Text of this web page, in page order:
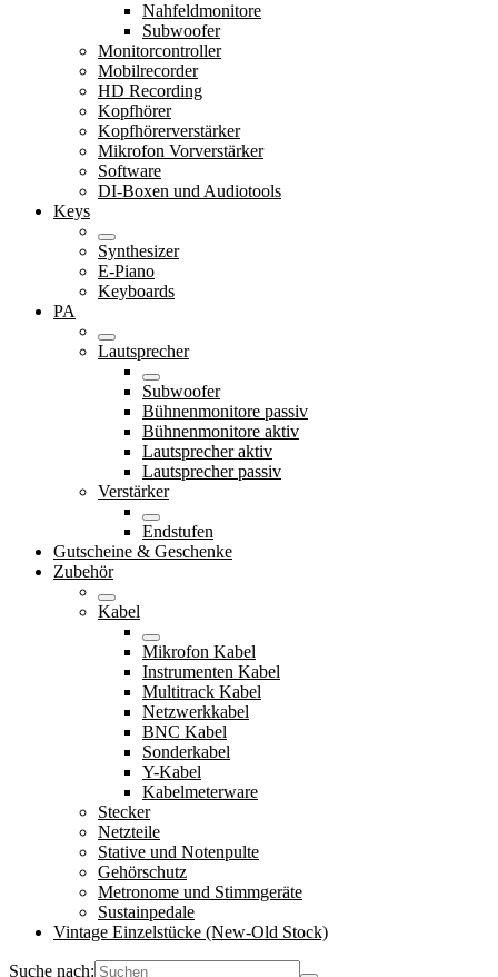
Nahfeldmonitore
Subwoofer
Monitorcontroller
Mobilrecorder
HD Recording
Kopfhörer
Kopfhörerverstärker
Mikrofon Vorverstärker
Software
DI-Boxen und Audiotools
Keys
Synthesizer
E-Piano
Keyboards
PA
Lautsprecher
Subwoofer
Bühnenmonitore passiv
Bühnenmonitore aktiv
Lautsprecher aktiv
Lautsprecher passiv
Verstärker
Endstufen
Gutscheine & Geschenke
Zubehör
Kabel
Mikrofon Kabel
Instrumenten Kabel
Multitrack Kabel
Netzwerkkabel
BNC Kabel
Sonderkabel
Y-Kabel
Kabelmeterware
Stecker
Netzteile
Stative und Notenpulte
Gehörschutz
Metronome und Stimmgeräte
Sustainpedale
Vintage Einzelstücke (New-Old Stock)
Suche nach: